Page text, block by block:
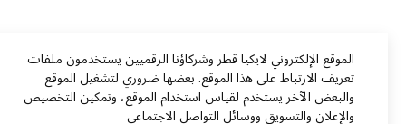
الموقع الإلكتروني لايكيا قطر وشركاؤنا الرقميين يستخدمون ملفات
تعريف الارتباط على هذا الموقع. بعضها ضروري لتشغيل الموقع
والبعض الآخر يستخدم لقياس استخدام الموقع، وتمكين التخصيص
والإعلان والتسويق ووسائل التواصل الاجتماعي